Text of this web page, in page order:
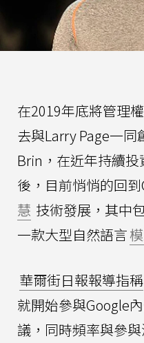
在2019年底將管理
去與Larry Page一同
Brin，在近年持續
後，目前悄悄的回
慧 技術發展，其中
一款大型自然語言
華爾街日報報導指稱
就開始參與Google
議，同時頻率與參